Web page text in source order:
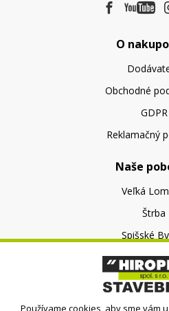
O
Obchodné
GDPR
Reklamačný
Naše
Veľká
Štrba
Spišské
O nás
O
Používame cookies, aby sme vám